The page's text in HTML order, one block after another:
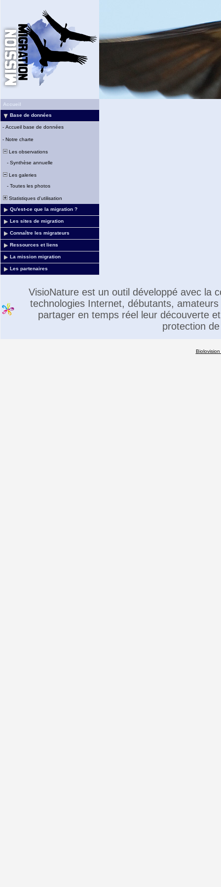
Accueil
Base de données
- Accueil base de données
- Notre charte
Les observations
- Synthèse annuelle
Les galeries
- Toutes les photos
Statistiques d'utilisation
Qu'est-ce que la migration ?
Les sites de migration
Connaître les migrateurs
Ressources et liens
La mission migration
Les partenaires
VisioNature est un outil développé avec la
technologies Internet, débutants,
partager en temps réel leur découverte
protection
Biolovision